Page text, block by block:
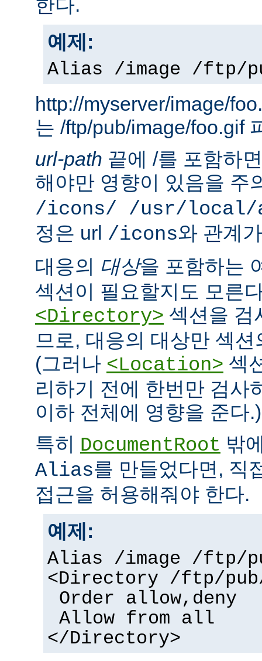
한다.
예제:
Alias /image /ftp/
http://myserver/image/
는 /ftp/pub/image/foo.gif
url-path 끝에 /를 포함하
해야만 영향이 있음을 주
/icons/ /usr/local/
정은 url /icons와 관계
대응의 대상을 포함하는
섹션이 필요할지도 모른
<Directory> 섹션을 검
므로, 대응의 대상만 섹
(그러나 <Location> 섹
리하기 전에 한번만 검사
이하 전체에 영향을 준다.)
특히 DocumentRoot 밖
Alias를 만들었다면, 직
접근을 허용해줘야 한다.
예제:
Alias /image /ftp/
<Directory /ftp/pub/
Order allow,deny
Allow from all
</Directory>